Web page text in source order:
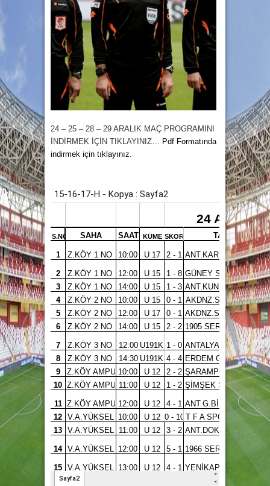
24 – 25 – 28 – 29 ARALIK MAÇ PROGRAMINI
İNDİRMEK İÇİN TIKLAYINIZ… Pdf Formatında
indirmek için tıklayınız.